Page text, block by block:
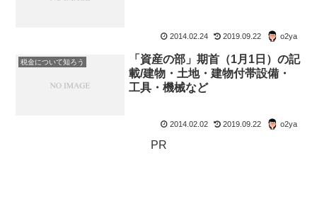
2014.02.24 2019.09.22 o2ya
税金について知ろう
「資産の部」期首（1月1日）の記
載/建物・土地・建物付帯設備・
工具・機械など
2014.02.02 2019.09.22 o2ya
PR